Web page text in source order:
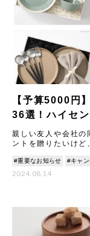
【予算5000円
36選！ハイセ
親しい友人や会社の
ントを贈りたいけど
め
#重要なお知らせ #キャ
2024.08.14